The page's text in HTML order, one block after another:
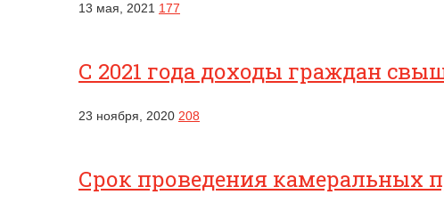
13 мая, 2021 177
С 2021 года доходы граждан
23 ноября, 2020 208
Срок проведения камеральных